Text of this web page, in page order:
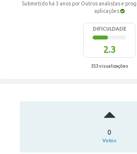
Submetido há 3 anos por Outros analistas e
aplicações
DIFICULDADE
2.3
353 visualizações
0
Votos